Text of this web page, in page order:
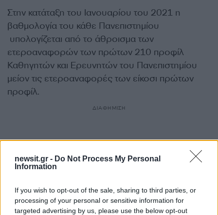
newsit.gr - Do Not Process My Personal
Information
If you wish to opt-out of the sale, sharing to third parties, or
processing of your personal or sensitive information for
targeted advertising by us, please use the below opt-out
Στην κατάταξη του Ιανουαρίου του 2021 η
βαθμολογία του κάθε Πανεπιστημίου
υπολογίζεται από το άθροισμα των
ετεροαναφορών των πρώτων 210 προφίλ
Καθηγητών και Ερευνητών του Πανεπιστημίου
μείον τις ετεροαναφορές των είκοσι πρώτων
προφίλ.
ΔΙΑΦΗΜΙΣΗ